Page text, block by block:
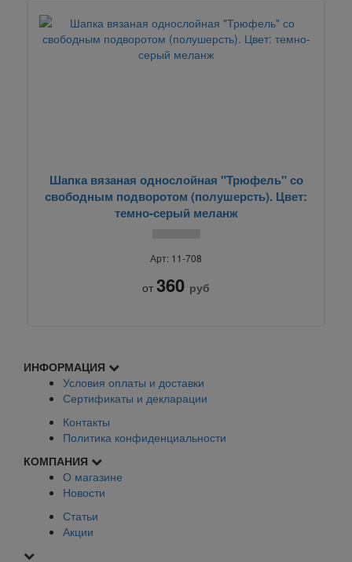
Шапка вязаная однослойная "Трюфель" со
свободным подворотом (полушерсть). Цвет:
темно-серый меланж
Арт: 11-708
от 360 руб
ИНФОРМАЦИЯ
Условия оплаты и доставки
Сертификаты и декларации
Контакты
Политика конфиденциальности
КОМПАНИЯ
О магазине
Новости
Статьи
Акции